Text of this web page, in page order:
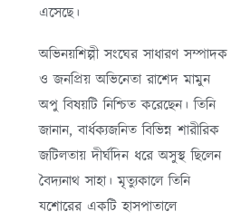
এসেছে।
অভিনয়শিল্পী সংঘের সাধারণ সম্পাদক
ও জনপ্রিয় অভিনেতা রাশেদ মামুন
অপু বিষয়টি নিশ্চিত করেছেন। তিনি
জানান, বার্ধক্যজনিত বিভিন্ন শারীরিক
জটিলতায় দীর্ঘদিন ধরে অসুস্থ ছিলেন
বৈদ্যনাথ সাহা। মৃত্যুকালে তিনি
যশোরের একটি হাসপাতালে